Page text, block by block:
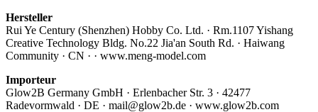
Hersteller
Rui Ye Century (Shenzhen) Hobby Co. Ltd. · Rm.1107 Yishang
Creative Technology Bldg. No.22 Jia'an South Rd. · Haiwang
Community · CN · · www.meng-model.com
Importeur
Glow2B Germany GmbH · Erlenbacher Str. 3 · 42477
Radevormwald · DE · mail@glow2b.de · www.glow2b.com